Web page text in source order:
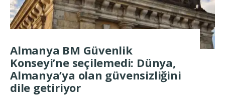
Almanya BM Güvenlik
Konseyi’ne seçilemedi: Dünya,
Almanya’ya olan güvensizliğini
dile getiriyor